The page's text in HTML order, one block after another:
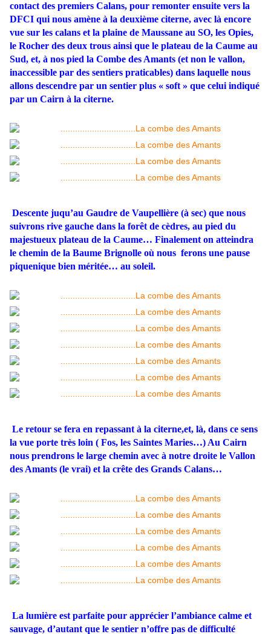
contact des premiers Calans, pour remonter ensuite vers la
DFCI qui nous amène à la deuxième citerne, avec là encore
vue sur les calans et la plaine de Maussane au SO, les Opies,
le Rocher des deux trous ainsi que le plateau de la Caume au
Sud, et, à nos pied la Combe des Amants (et non le vallon,
inaccessible par des sentiers praticables) dans laquelle nous
allons descendre par un sentier plus « soft » que celui indiqué
par un Cairn à la citerne.
Descente juqu’au Gaudre de Vaupellière (à sec) que nous
suivrons rive gauche dans la forêt de cèdres, au pied du
majestueux plateau de la Caume… Finalement on atteindra
le chemin de la Baume Brignolle où nous ferons une pause
piquenique bien méritée… au soleil.
Le retour se fera en repassant à la citerne,et, là, dans ce sens
la vue porte très loin ( Fos, les Saintes Maries…) Au Cairn
nous prendrons le large chemin avec à notre droite le Vallon
des Amants (le vrai) et la crête des Grands Calans…
La lumière est parfaite pour apprécier l’ambiance calme et
sauvage, d’autant que le sentier n’offre pas de difficulté